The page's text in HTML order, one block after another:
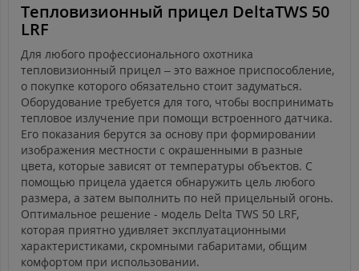
Тепловизионный прицел DeltaTWS 50
LRF
Для любого профессионального охотника
тепловизионный прицел – это важное приспособление,
о покупке которого обязательно стоит задуматься.
Оборудование требуется для того, чтобы воспринимать
тепловое излучение при помощи встроенного датчика.
Его показания берутся за основу при формировании
изображения местности с окрашенными в разные
цвета, которые зависят от температуры объектов. С
помощью прицела удается обнаружить цель любого
размера, а затем выполнить по ней прицельный огонь.
Оптимальное решение - модель Delta TWS 50 LRF,
которая приятно удивляет эксплуатационными
характеристиками, скромными габаритами, общим
комфортом при использовании.